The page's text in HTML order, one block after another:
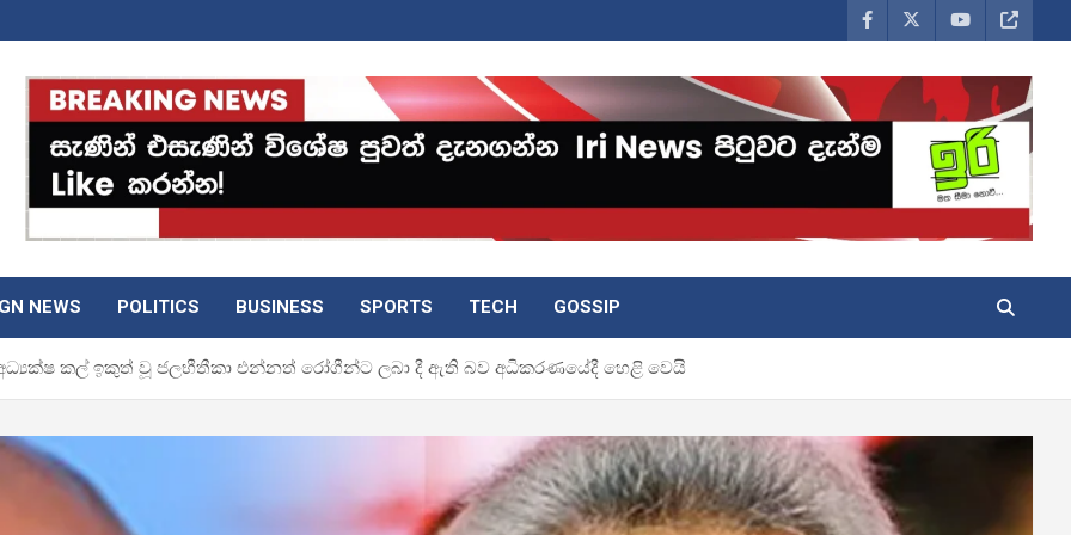
NEWS POLITICS BUSINESS SPORTS TECH GOSSIP
අධ්‍යක්ෂ කල් ඉකුත් වූ ජලභීතීකා එන්නත් රෝගීන්ට ලබා දී ඇති බව අධිකරණයේදී හෙළි වෙයි